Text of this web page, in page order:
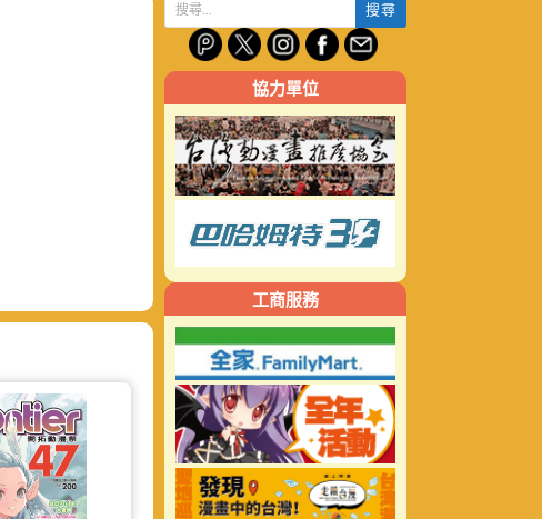
尋
關
鍵
字:
協力單位
工商服務